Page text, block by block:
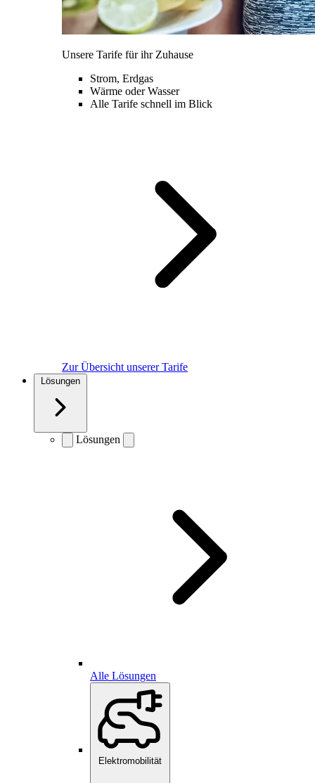
Unsere Tarife für ihr Zuhause
Strom, Erdgas
Wärme oder Wasser
Alle Tarife schnell im Blick
Zur Übersicht unserer Tarife
Lösungen
Lösungen
Alle Lösungen
Elektromobilität